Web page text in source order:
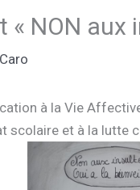
« NON
à la Vie
scolaire et à la lutte